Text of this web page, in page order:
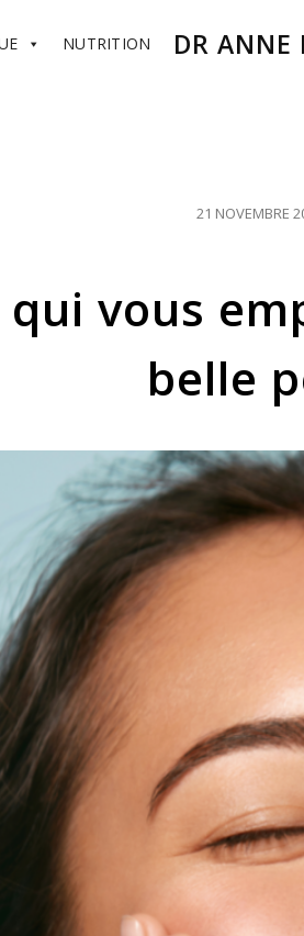
NUTRITION DR ANNE
POSTED
21 NOVEMBRE
vous
belle